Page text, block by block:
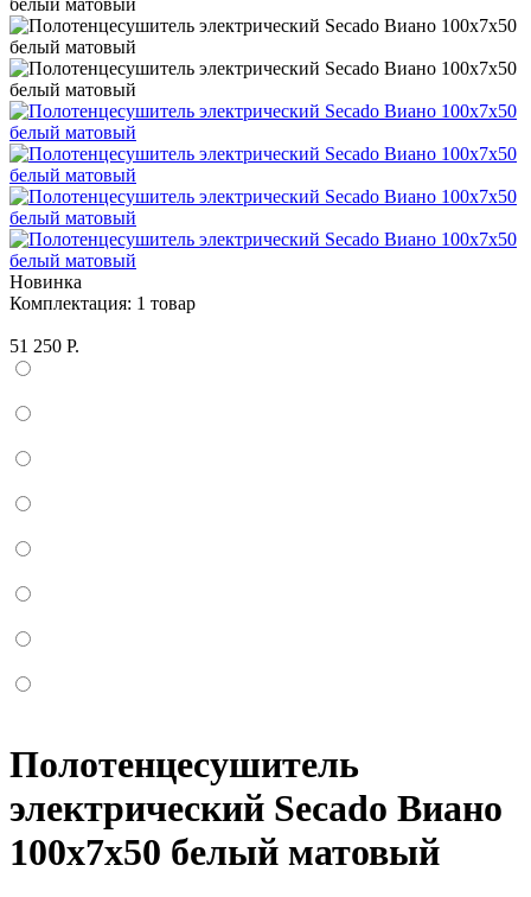
Новинка
Комплектация: 1 товар
51 250 Р.
Полотенцесушитель
электрический Secado Виано
100x7x50 белый матовый